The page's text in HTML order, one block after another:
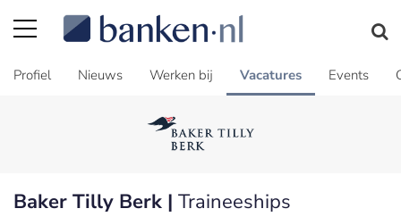
Profiel Nieuws Werken bij Vacatures Events
Baker Tilly Berk | Traineeships